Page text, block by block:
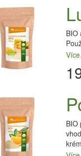
BIO
BIO